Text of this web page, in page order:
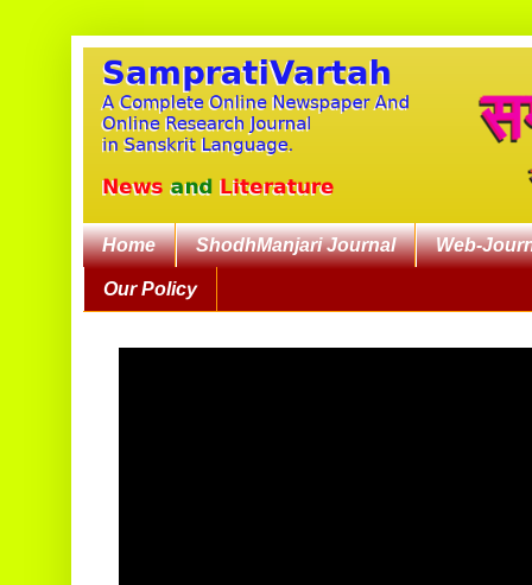
Home ShodhManjari Journal Web-
Our Policy